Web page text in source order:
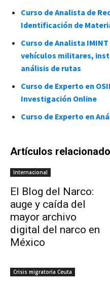
Curso de Analista de
Identificación de
Curso de Analista
vehículos militares,
análisis de rutas
Curso de Experto en
Investigación Online
Curso de Experto en
Artículos
Internacional
El Blog del Narco:
auge y caída del
mayor archivo
digital del narco en
México
Crisis migratoria Ceuta